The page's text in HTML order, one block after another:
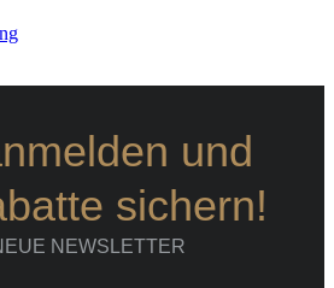
und
sichern!
NEWSLETTER